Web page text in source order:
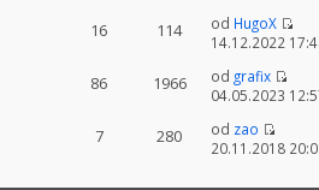
16 114 od HugoX
14.12.2022
86 1966 od grafix
04.05.2023
7 280 od zao
20.11.2018